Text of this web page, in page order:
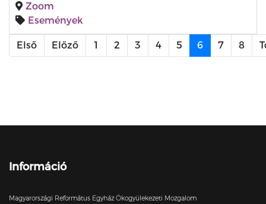
Zoom
Események
Első Előző 1 2 3 4 5 6 7 8
Információ
Magyarországi Református Egyház Ökogyülekezeti Mozgalom